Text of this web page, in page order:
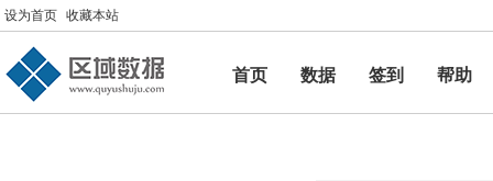
设为首页 收藏本站
首页 数据 签到
帮助
帮助